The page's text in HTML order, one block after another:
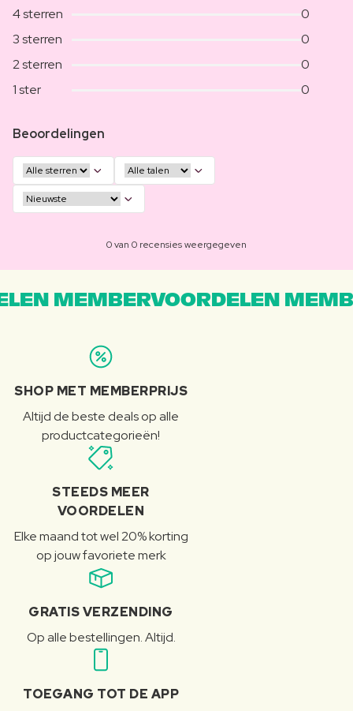
4 sterren
0
3 sterren
0
2 sterren
0
1 ster
0
Beoordelingen
0 van 0 recensies weergegeven
MEMBERVOORDELEN
SHOP MET MEMBERPRIJS
Altijd de beste deals op alle
productcategorieën!
STEEDS MEER
VOORDELEN
Elke maand tot wel 20% korting
op jouw favoriete merk
GRATIS VERZENDING
Op alle bestellingen. Altijd.
TOEGANG TOT DE APP